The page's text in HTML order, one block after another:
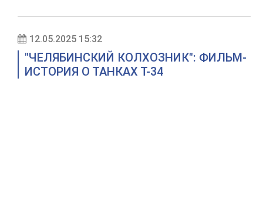
12.05.2025 15:32
"ЧЕЛЯБИНСКИЙ КОЛХОЗНИК": ФИЛЬМ-
ИСТОРИЯ О ТАНКАХ Т-34